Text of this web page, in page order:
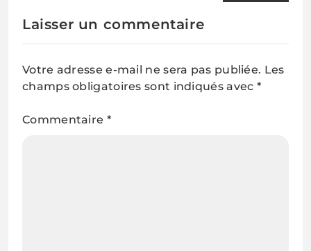
Laisser un commentaire
Votre adresse e-mail ne sera pas publiée. Les
champs obligatoires sont indiqués avec *
Commentaire *